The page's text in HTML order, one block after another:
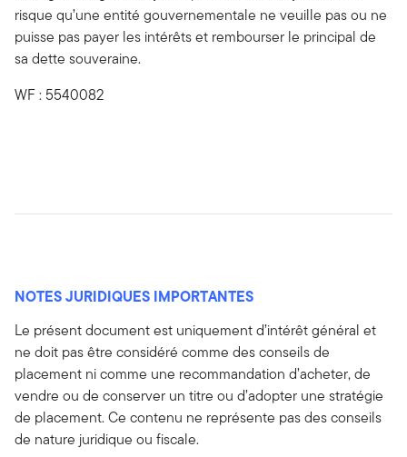
risque qu’une entité gouvernementale ne veuille pas ou ne
puisse pas payer les intérêts et rembourser le principal de
sa dette souveraine.
WF : 5540082
NOTES JURIDIQUES IMPORTANTES
Le présent document est uniquement d’intérêt général et
ne doit pas être considéré comme des conseils de
placement ni comme une recommandation d’acheter, de
vendre ou de conserver un titre ou d’adopter une stratégie
de placement. Ce contenu ne représente pas des conseils
de nature juridique ou fiscale.